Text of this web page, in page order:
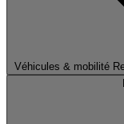
Véhicules & mobilité